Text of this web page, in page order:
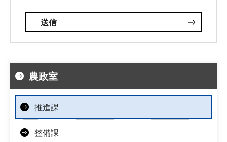
農政室
推進課
整備課